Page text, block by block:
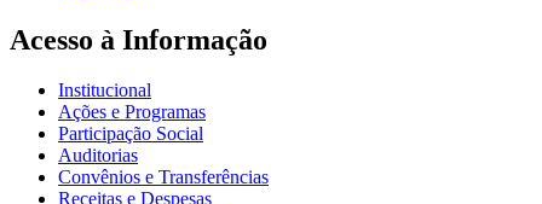
Acesso à Informação
Institucional
Ações e Programas
Participação Social
Auditorias
Convênios e Transferências
Receitas e Despesas